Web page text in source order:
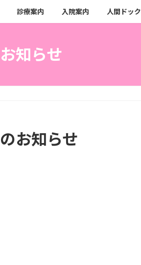
診療案内 入院案内 人間ドック
お知らせ
お知らせ